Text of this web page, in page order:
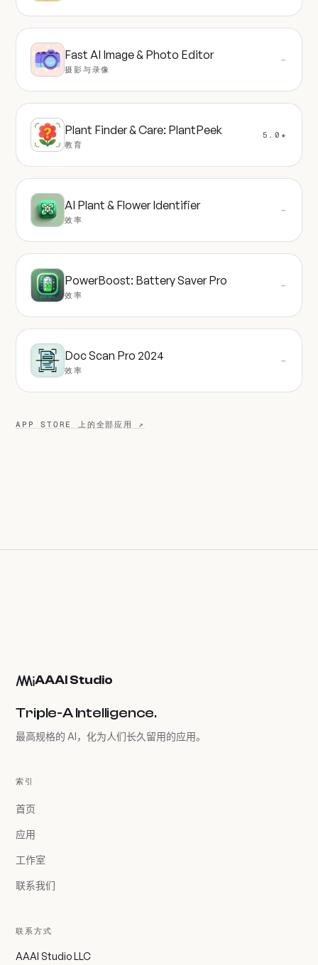
Fast AI Image & Photo Editor
摄影与录像
—
Plant Finder & Care: PlantPeek
教育
5.0★
AI Plant & Flower Identifier
效率
—
PowerBoost: Battery Saver Pro
效率
—
Doc Scan Pro 2024
效率
—
APP STORE 上的全部应用 ↗
AAAI Studio
Triple-A Intelligence.
最高规格的 AI，化为人们长久留用的应用。
索引
首页
应用
工作室
联系我们
联系方式
AAAI Studio LLC